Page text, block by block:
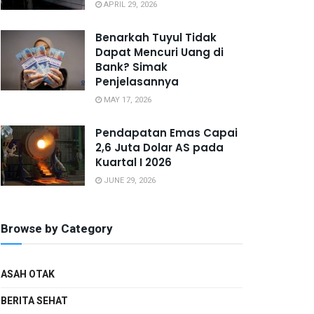
APRIL 29, 2026
Benarkah Tuyul Tidak
Dapat Mencuri Uang di
Bank? Simak
Penjelasannya
MAY 17, 2026
Pendapatan Emas Capai
2,6 Juta Dolar AS pada
Kuartal I 2026
JUNE 29, 2026
Browse by Category
ASAH OTAK
BERITA SEHAT